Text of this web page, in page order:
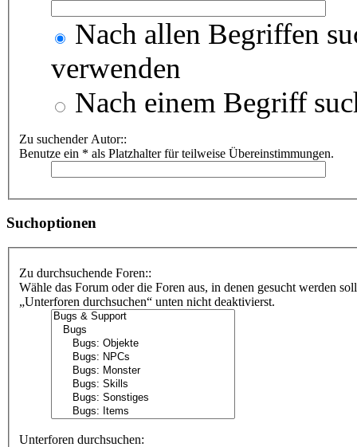
Nach allen Begriffen
verwenden
Nach einem Begriff
Zu suchender Autor::
Benutze ein * als Platzhalter für teilweise Übereinstimmungen.
Suchoptionen
Zu durchsuchende Foren::
Wähle das Forum oder die Foren aus, in denen gesucht werden
„Unterforen durchsuchen“ unten nicht deaktivierst.
Unterforen durchsuchen: